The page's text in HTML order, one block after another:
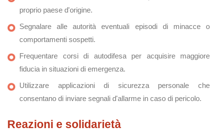
proprio paese d'origine.
Segnalare alle autorità eventuali episodi di minacce o
comportamenti sospetti.
Frequentare corsi di autodifesa per acquisire maggiore
fiducia in situazioni di emergenza.
Utilizzare applicazioni di sicurezza personale che
consentano di inviare segnali d'allarme in caso di pericolo.
Reazioni e solidarietà